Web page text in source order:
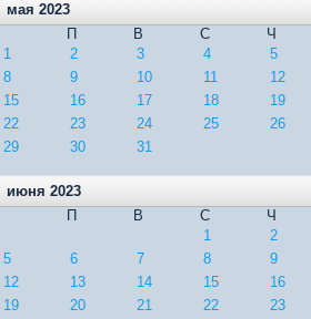
мая 2023
П
В С Ч
1
2 3 4 5
8
9 10 11 12
15
16 17 18 19
22
23 24 25 26
29
30 31
июня 2023
П
В С Ч
1
2
5
6 7 8 9
12
13 14 15 16
19
20 21 22 23